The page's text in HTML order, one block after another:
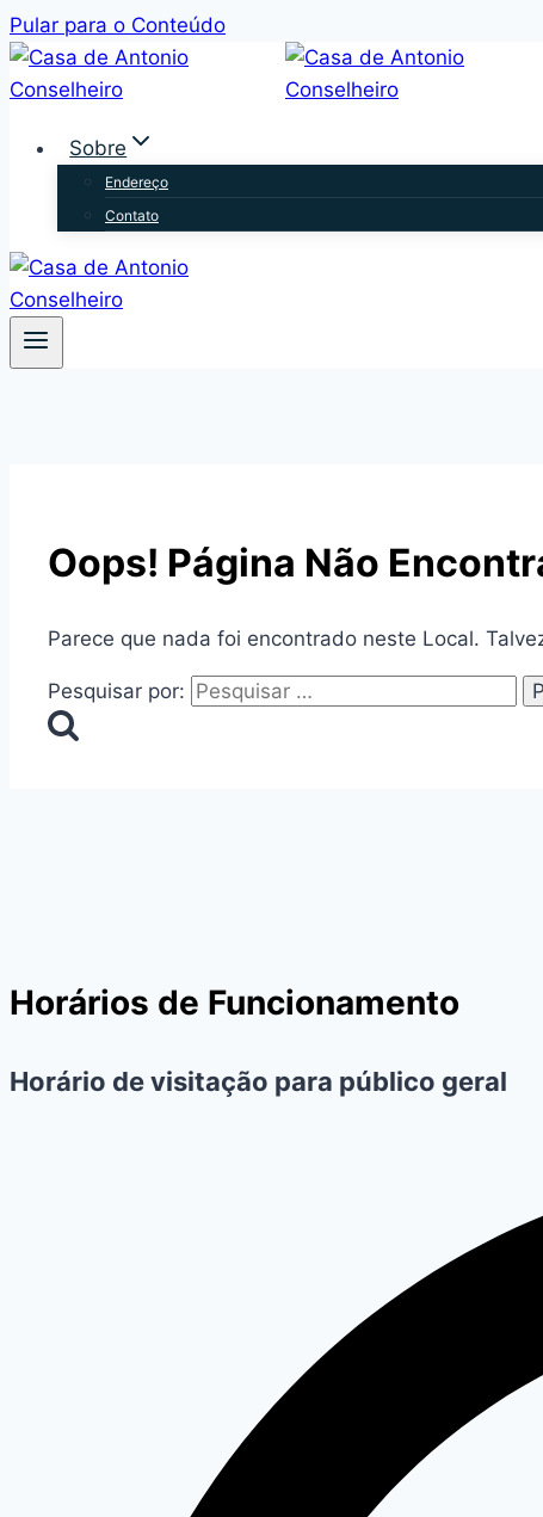
Pular para o Conteúdo
Sobre
Endereço
Contato
Oops! Página Não
Parece que nada foi encontrado neste Local.
Pesquisar por:
Horários de Funcionamento
Horário de visitação para público geral